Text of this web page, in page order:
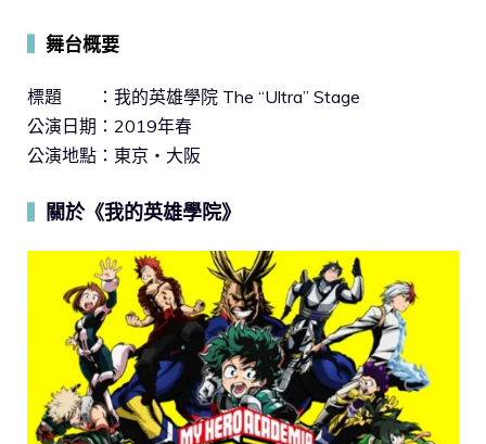
舞台概要
標題 ：我的英雄學院 The “Ultra” Stage
公演日期：2019年春
公演地點：東京・大阪
關於《我的英雄學院》